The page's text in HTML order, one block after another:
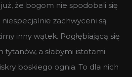
że bogom nie spodobali się
zachwyceni są
inny wątek. Pogłębiającą się
tytanów, a słabymi istotami
boskiego ognia. To dla nich